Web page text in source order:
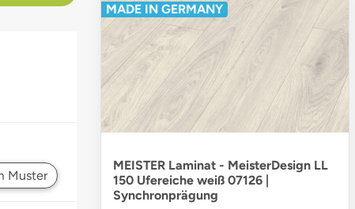
devices
users
touch
and
gestures.
MADE IN GERMANY
MEISTER Laminat - MeisterDesign LL
150 Ufereiche weiß 07126 |
Synchronprägung